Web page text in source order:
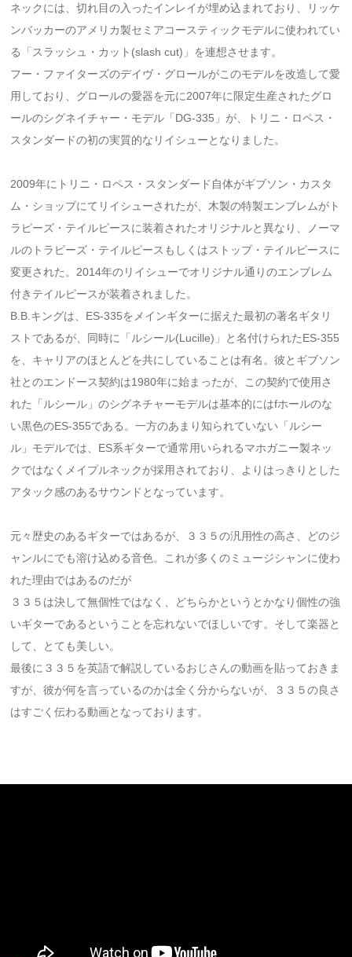
ネックには、切れ目の入ったインレイが埋め込まれており、リッケ
ンバッカーのアメリカ製セミアコースティックモデルに使われてい
る「スラッシュ・カット(slash cut)」を連想させます。
フー・ファイターズのデイヴ・グロールがこのモデルを改造して愛
用しており、グロールの愛器を元に2007年に限定生産されたグロ
ールのシグネイチャー・モデル「DG-335」が、トリニ・ロペス・
スタンダードの初の実質的なリイシューとなりました。
2009年にトリニ・ロペス・スタンダード自体がギブソン・カスタ
ム・ショップにてリイシューされたが、木製の特製エンブレムがト
ラピーズ・テイルピースに装着されたオリジナルと異なり、ノーマ
ルのトラピーズ・テイルピースもしくはストップ・テイルピースに
変更された。2014年のリイシューでオリジナル通りのエンブレム
付きテイルピースが装着されました。
B.B.キングは、ES-335をメインギターに据えた最初の著名ギタリ
ストであるが、同時に「ルシール(Lucille)」と名付けられたES-355
を、キャリアのほとんどを共にしていることは有名。彼とギブソン
社とのエンドース契約は1980年に始まったが、この契約で使用さ
れた「ルシール」のシグネチャーモデルは基本的にはfホールのな
い黒色のES-355である。一方のあまり知られていない「ルシー
ル」モデルでは、ES系ギターで通常用いられるマホガニー製ネッ
クではなくメイプルネックが採用されており、よりはっきりとした
アタック感のあるサウンドとなっています。
元々歴史のあるギターではあるが、３３５の汎用性の高さ、どのジ
ャンルにでも溶け込める音色。これが多くのミュージシャンに使わ
れた理由ではあるのだが
３３５は決して無個性ではなく、どちらかというとかなり個性の強
いギターであるということを忘れないでほしいです。そして楽器と
して、とても美しい。
最後に３３５を英語で解説しているおじさんの動画を貼っておきま
すが、彼が何を言っているのかは全く分からないが、３３５の良さ
はすごく伝わる動画となっております。